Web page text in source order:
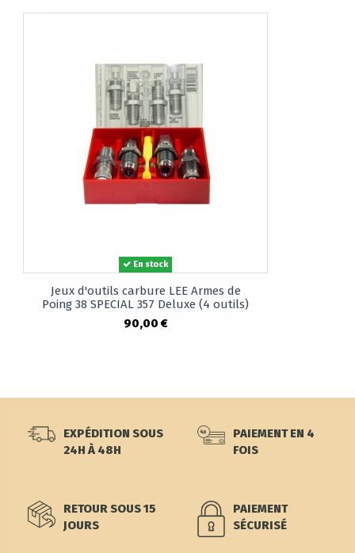
En stock
Jeux d'outils carbure LEE Armes de
Poing 38 SPECIAL 357 Deluxe (4 outils)
90,00 €
EXPÉDITION SOUS
24H À 48H
PAIEMENT EN 4
FOIS
RETOUR SOUS 15
JOURS
PAIEMENT
SÉCURISÉ